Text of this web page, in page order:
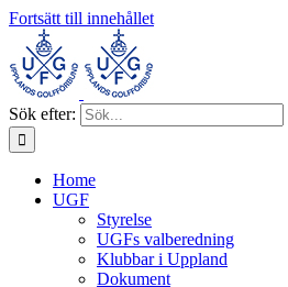
Fortsätt till innehållet
Sök efter:
Home
UGF
Styrelse
UGFs valberedning
Klubbar i Uppland
Dokument